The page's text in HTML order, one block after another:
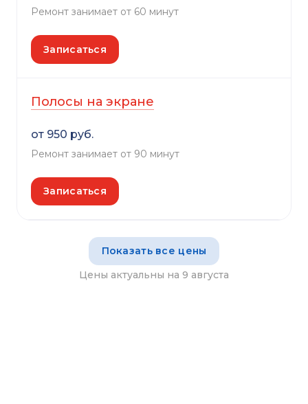
Ремонт занимает от 60 минут
Записаться
Полосы на экране
от 950 руб.
Ремонт занимает от 90 минут
Записаться
Показать все цены
Цены актуальны на 9 августа